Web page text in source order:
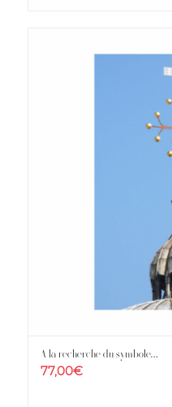
A la recherche du symbole…
77,00€